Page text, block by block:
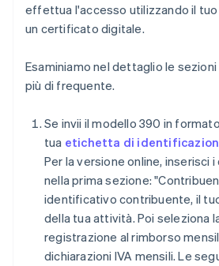
effettua l'accesso utilizzando il tuo
un certificato digitale.
Esaminiamo nel dettaglio le
più di frequente.
Se invii il modello 390 in
tua etichetta di
Per la versione online, inserisci
nella prima sezione:
identificativo contribuente, il
della tua attività. Poi seleziona
registrazione al rimborso
dichiarazioni IVA mensili. Le